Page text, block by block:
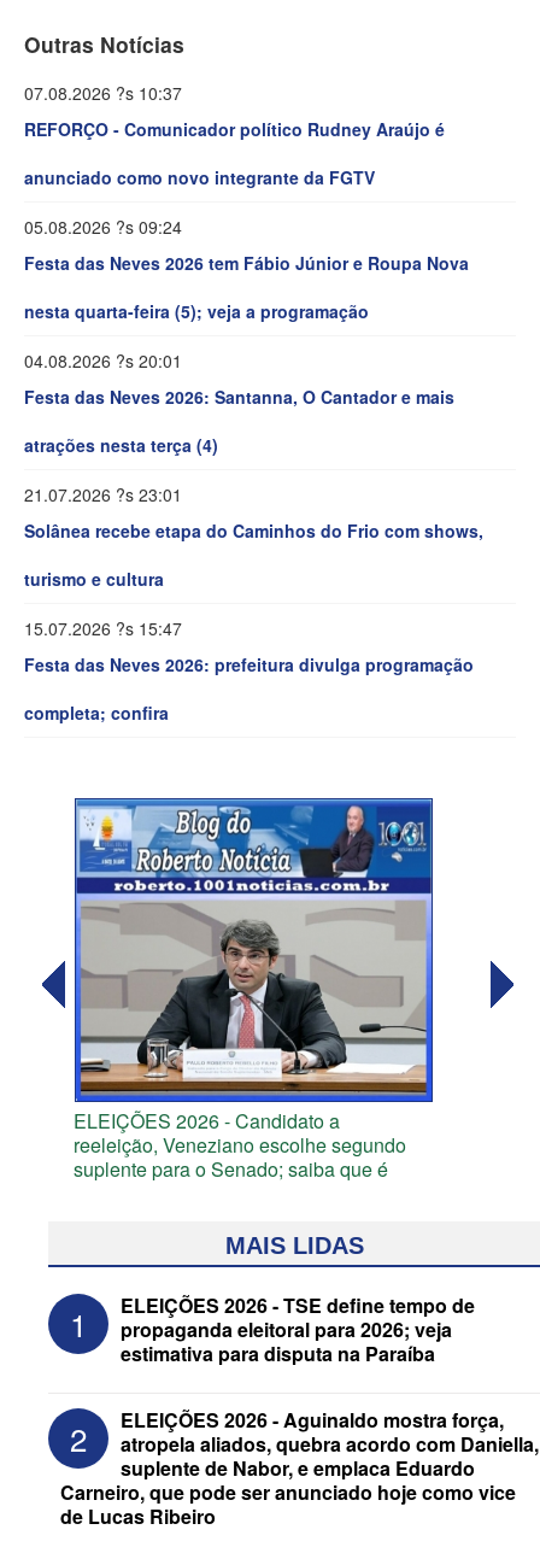
Outras Notícias
07.08.2026 ?s 10:37
REFORÇO - Comunicador político Rudney Araújo é
anunciado como novo integrante da FGTV
05.08.2026 ?s 09:24
Festa das Neves 2026 tem Fábio Júnior e Roupa Nova
nesta quarta-feira (5); veja a programação
04.08.2026 ?s 20:01
Festa das Neves 2026: Santanna, O Cantador e mais
atrações nesta terça (4)
21.07.2026 ?s 23:01
Solânea recebe etapa do Caminhos do Frio com shows,
turismo e cultura
15.07.2026 ?s 15:47
Festa das Neves 2026: prefeitura divulga programação
completa; confira
ELEIÇÕES 2026 - Candidato a
reeleição, Veneziano escolhe segundo
suplente para o Senado; saiba que é
ELEIÇÕES 2026 - Após convenções,
MAIS LIDAS
1
ELEIÇÕES 2026 - TSE define tempo de
propaganda eleitoral para 2026; veja
estimativa para disputa na Paraíba
2
ELEIÇÕES 2026 - Aguinaldo mostra força,
atropela aliados, quebra acordo com Daniella,
suplente de Nabor, e emplaca Eduardo
Carneiro, que pode ser anunciado hoje como vice
de Lucas Ribeiro